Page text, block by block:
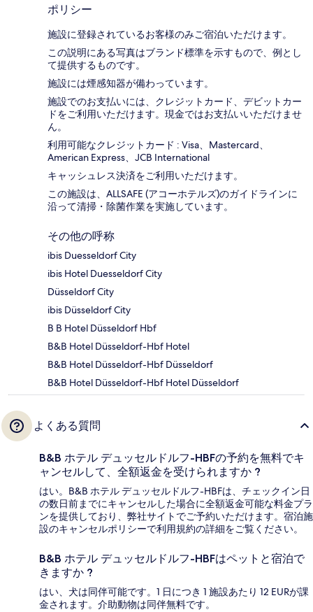
ポリシー
施設に登録されているお客様のみご宿泊いただけます。
この説明にある写真はブランド標準を示すもので、例とし
て提供するものです。
施設には煙感知器が備わっています。
施設でのお支払いには、クレジットカード、デビットカー
ドをご利用いただけます。現金ではお支払いいただけませ
ん。
利用可能なクレジットカード : Visa、Mastercard、
American Express、JCB International
キャッシュレス決済をご利用いただけます。
この施設は、ALLSAFE (アコーホテルズ)のガイドラインに
沿って清掃・除菌作業を実施しています。
その他の呼称
ibis Duesseldorf City
ibis Hotel Duesseldorf City
Düsseldorf City
ibis Düsseldorf City
B B Hotel Düsseldorf Hbf
B&B Hotel Düsseldorf-Hbf Hotel
B&B Hotel Düsseldorf-Hbf Düsseldorf
B&B Hotel Düsseldorf-Hbf Hotel Düsseldorf
よくある質問
B&B ホテル デュッセルドルフ-HBFの予約を無料でキ
ャンセルして、全額返金を受けられますか ?
はい。B&B ホテル デュッセルドルフ-HBFは、チェックイン日
の数日前までにキャンセルした場合に全額返金可能な料金プラ
ンを提供しており、弊社サイトでご予約いただけます。宿泊施
設のキャンセルポリシーで利用規約の詳細をご覧ください。
B&B ホテル デュッセルドルフ-HBFはペットと宿泊で
きますか ?
はい、犬は同伴可能です。1 日につき 1 施設あたり 12 EURが課
金されます。介助動物は同伴無料です。